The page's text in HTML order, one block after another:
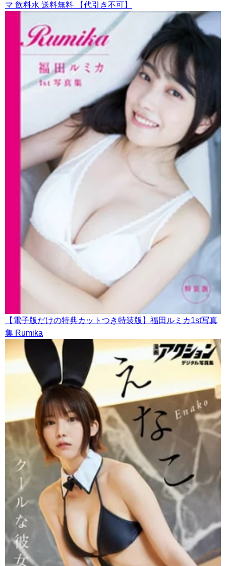
マ 飲料水 送料無料 【代引き不可】
【電子版だけの特典カットつき特装版】福田ルミカ1st写真
集 Rumika